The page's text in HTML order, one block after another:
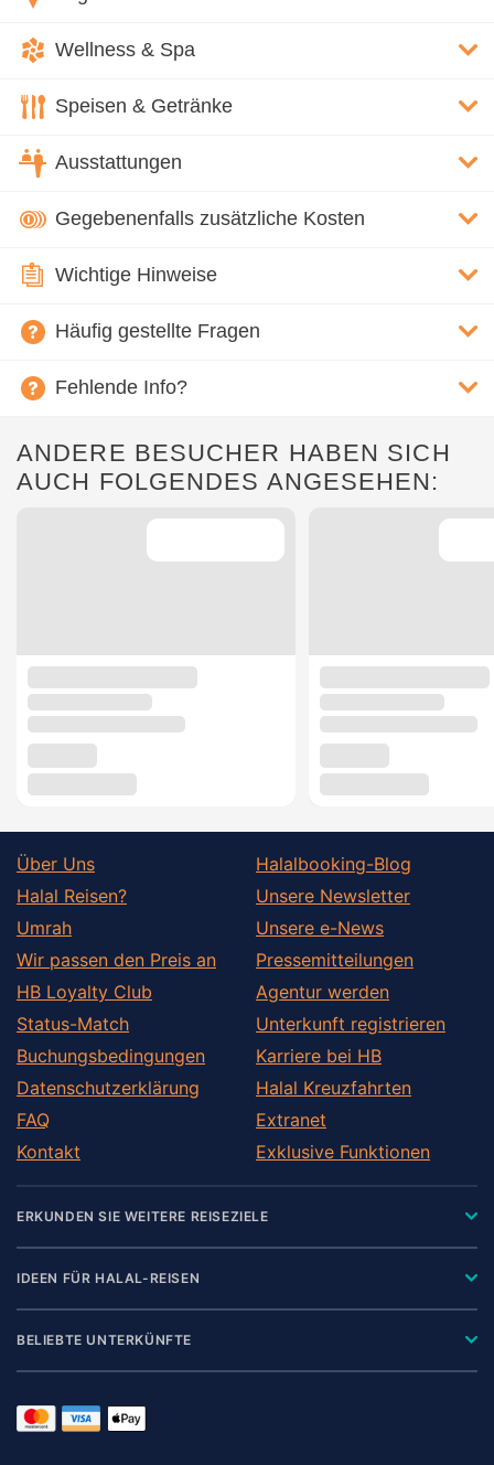
Wellness & Spa
Speisen & Getränke
Ausstattungen
Gegebenenfalls zusätzliche Kosten
Wichtige Hinweise
Häufig gestellte Fragen
Fehlende Info?
ANDERE BESUCHER HABEN SICH
AUCH FOLGENDES ANGESEHEN:
Über Uns
Halal Reisen?
Umrah
Wir passen den Preis an
HB Loyalty Club
Status-Match
Buchungsbedingungen
Datenschutzerklärung
FAQ
Kontakt
Halalbooking-Blog
Unsere Newsletter
Unsere e-News
Pressemitteilungen
Agentur werden
Unterkunft registrieren
Karriere bei HB
Halal Kreuzfahrten
Extranet
Exklusive Funktionen
ERKUNDEN SIE WEITERE REISEZIELE
IDEEN FÜR HALAL-REISEN
BELIEBTE UNTERKÜNFTE